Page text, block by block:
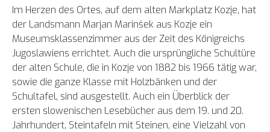
Im Herzen des Ortes, auf dem alten Markplatz Kozje, hat
der Landsmann Marjan Marinšek aus Kozje ein
Museumsklassenzimmer aus der Zeit des Königreichs
Jugoslawiens errichtet. Auch die ursprüngliche Schultüre
der alten Schule, die in Kozje von 1882 bis 1966 tätig war,
sowie die ganze Klasse mit Holzbänken und der
Schultafel, sind ausgestellt. Auch ein Überblick der
ersten slowenischen Lesebücher aus dem 19. und 20.
Jahrhundert, Steintafeln mit Steinen, eine Vielzahl von